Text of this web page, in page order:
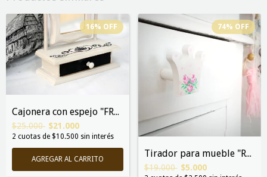
16% OFF
Cajonera con espejo "FRANCIS"
$25.000 $21.000
2 cuotas de $10.500 sin interés
74% OFF
Tirador para mueble "REINA" pa...
$19.000 $5.000